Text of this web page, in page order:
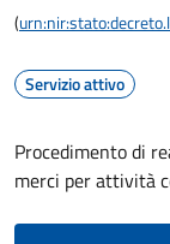
(
Servizio attivo
Procedimento di
merci per attività